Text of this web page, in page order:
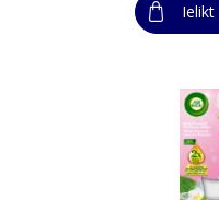
Ielikt